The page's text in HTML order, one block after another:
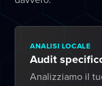
ANALISI LOCALE
Audit
Analizziamo il